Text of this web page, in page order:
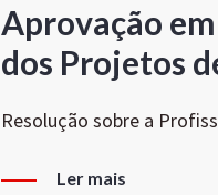
Aprovação
dos Projetos
Resolução sobre a
Ler mais